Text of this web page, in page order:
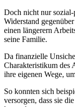
Doch nicht nur
Widerstand
einen längerern
seine Familie.
Da finanzielle
Charakteristikum des
ihre eigenen Wege,
So konnten sich
versorgen, dass sie